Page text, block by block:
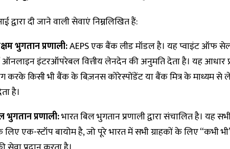
द्वारा दी जाने वाली सेवाएं निम्नलिखित हैं:
भुगतान प्रणाली:AEPS एक बैंक लीड मॉडल है। यह प्वाइंट ऑफ सेल
इंटरऑपरेबल वित्तीय लेनदेन की अनुमति देता है। यह आधार
करके किसी भी बैंक के बिज़नस कोरेस्पोंडेंट या बैंक मित्र के माध्यम से
है।
भुगतान प्रणाली:भारत बिल भुगतान प्रणाली द्वारा संचालित है। यह
एक-स्टॉप बायोम है, जो पूरे भारत में सभी ग्राहकों के लिए “कभी